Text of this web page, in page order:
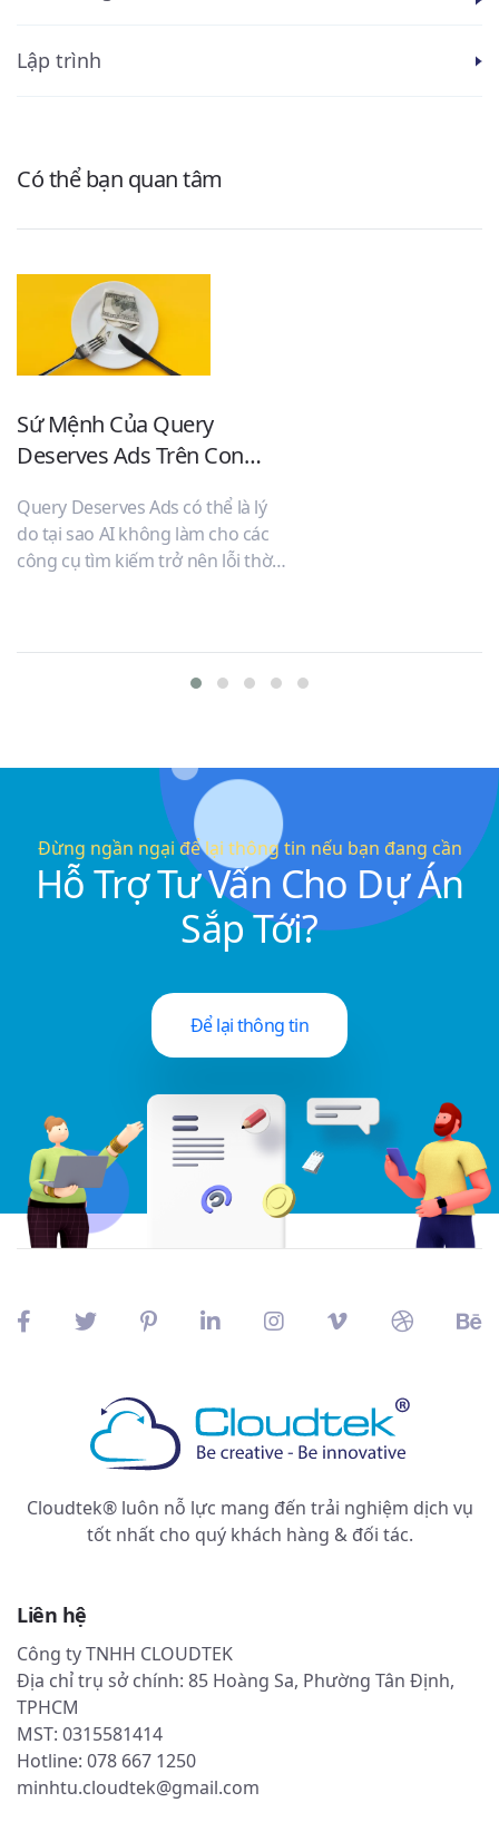
Lập trình
Có thể bạn quan tâm
Sứ Mệnh Của Query
Deserves Ads Trên Con
Google
Query Deserves Ads có thể là lý
do tại sao AI không làm cho các
công cụ tìm kiếm trở nên lỗi thời.
SEO). Nhưng điều đó làm thế nào
thời (cùng với SEO)?
Đừng ngần ngại để lại thông tin nếu bạn đang cần
Hỗ Trợ Tư Vấn Cho Dự Án
Sắp Tới?
Để lại thông tin
Cloudtek® luôn nỗ lực mang đến trải nghiệm dịch vụ
tốt nhất cho quý khách hàng & đối tác.
Liên hệ
Công ty TNHH CLOUDTEK
Địa chỉ trụ sở chính: 85 Hoàng Sa, Phường Tân Định,
TPHCM
MST: 0315581414
Hotline: 078 667 1250
minhtu.cloudtek@gmail.com